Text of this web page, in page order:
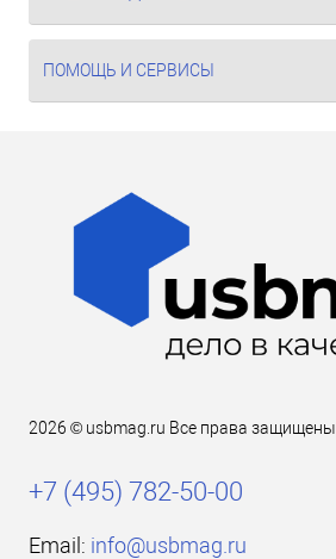
ПОМОЩЬ И СЕРВИСЫ
2026 © usbmag.ru Все права защищены.
+7 (495) 782-50-00
Email: info@usbmag.ru